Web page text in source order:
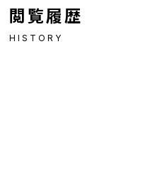
閲覧履歴
HISTORY